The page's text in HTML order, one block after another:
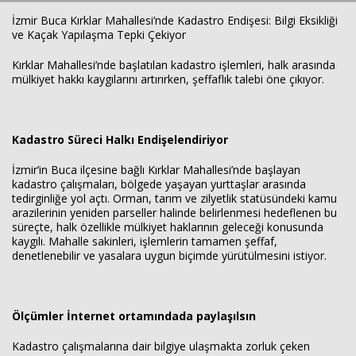
İzmir Buca Kırklar Mahallesi’nde Kadastro Endişesi: Bilgi Eksikliği
ve Kaçak Yapılaşma Tepki Çekiyor
Kırklar Mahallesi’nde başlatılan kadastro işlemleri, halk arasında
mülkiyet hakkı kaygılarını artırırken, şeffaflık talebi öne çıkıyor.
Kadastro Süreci Halkı Endişelendiriyor
İzmir’in Buca ilçesine bağlı Kırklar Mahallesi’nde başlayan
kadastro çalışmaları, bölgede yaşayan yurttaşlar arasında
tedirginliğe yol açtı. Orman, tarım ve zilyetlik statüsündeki kamu
arazilerinin yeniden parseller halinde belirlenmesi hedeflenen bu
süreçte, halk özellikle mülkiyet haklarının geleceği konusunda
kaygılı. Mahalle sakinleri, işlemlerin tamamen şeffaf,
denetlenebilir ve yasalara uygun biçimde yürütülmesini istiyor.
Ölçümler İnternet ortamındada paylaşılsın
Kadastro çalışmalarına dair bilgiye ulaşmakta zorluk çeken
Haberin Doğru Adresi.